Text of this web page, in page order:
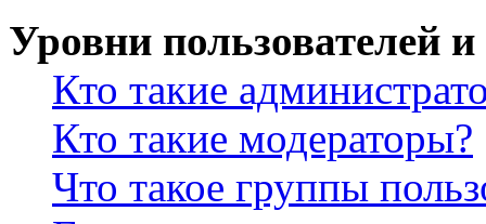
Уровни пользователей
Кто такие
Кто такие модераторы?
Что такое группы